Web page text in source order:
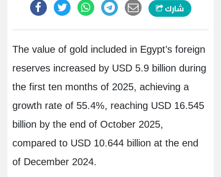
شارك
The value of gold included in Egypt’s foreign
reserves increased by USD 5.9 billion during
the first ten months of 2025, achieving a
growth rate of 55.4%, reaching USD 16.545
billion by the end of October 2025,
compared to USD 10.644 billion at the end
of December 2024.